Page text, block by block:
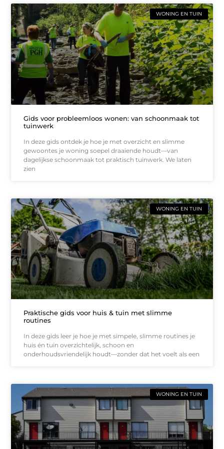
WONING EN TUIN
Gids voor probleemloos wonen: van schoonmaak tot
tuinwerk
In deze gids ontdek je hoe je met overzicht en slimme
gewoontes je woning soepel draaiende houdt—van
dagelijkse schoonmaak tot praktisch tuinwerk. We laten
zien
WONING EN TUIN
Praktische gids voor huis & tuin met slimme
routines
In deze gids leer je hoe je met simpele, slimme routines je
huis én tuin overzichtelijk, schoon en
onderhoudsvriendelijk houdt—zonder dat het voelt als een
WONING EN TUIN